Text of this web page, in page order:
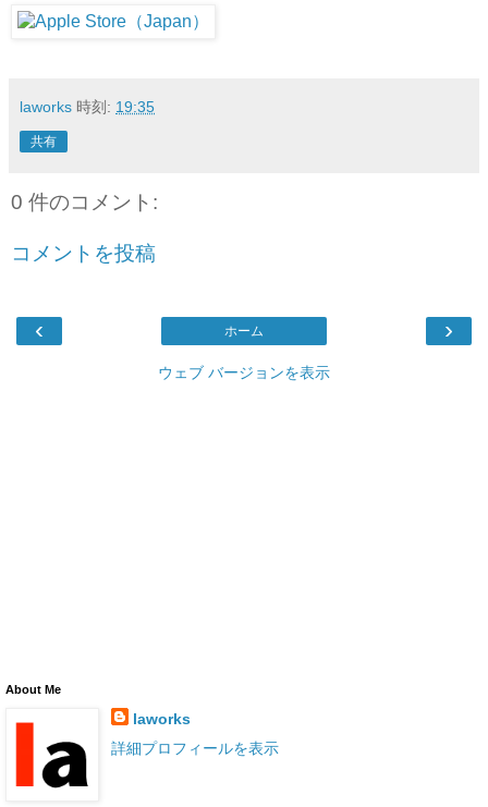
laworks 時刻: 19:35
共有
0 件のコメント:
コメントを投稿
‹ ›
ホーム
ウェブ バージョンを表示
About Me
laworks
詳細プロフィールを表示